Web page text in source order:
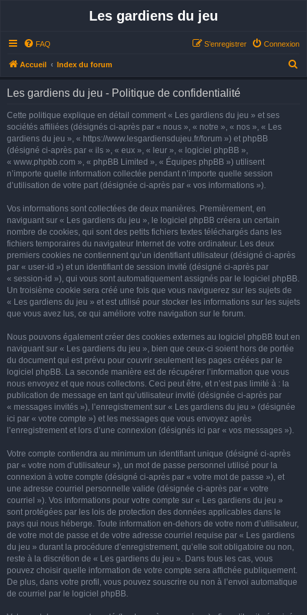
Les gardiens du jeu
FAQ Connexion
S’enregistrer
Accueil Index du forum
Les gardiens du jeu - Politique de confidentialité
Cette politique explique en détail comment « Les gardiens du jeu » et ses
sociétés affiliées (désignés ci-après par « nous », « notre », « nos », « Les
gardiens du jeu », « https://www.lesgardiensdujeu.fr/forum ») et phpBB
(désigné ci-après par « ils », « eux », « leur », « logiciel phpBB »,
« www.phpbb.com », « phpBB Limited », « Équipes phpBB ») utilisent
n’importe quelle information collectée pendant n’importe quelle session
d’utilisation de votre part (désignée ci-après par « vos informations »).
Vos informations sont collectées de deux manières. Premièrement, en
naviguant sur « Les gardiens du jeu », le logiciel phpBB créera un certain
nombre de cookies, qui sont des petits fichiers textes téléchargés dans les
fichiers temporaires du navigateur Internet de votre ordinateur. Les deux
premiers cookies ne contiennent qu’un identifiant utilisateur (désigné ci-après
par « user-id ») et un identifiant de session invité (désigné ci-après par
« session-id »), qui vous sont automatiquement assignés par le logiciel phpBB.
Un troisième cookie sera créé une fois que vous naviguerez sur les sujets de
« Les gardiens du jeu » et est utilisé pour stocker les informations sur les sujets
que vous avez lus, ce qui améliore votre navigation sur le forum.
Nous pouvons également créer des cookies externes au logiciel phpBB tout en
naviguant sur « Les gardiens du jeu », bien que ceux-ci soient hors de portée
du document qui est prévu pour couvrir seulement les pages créées par le
logiciel phpBB. La seconde manière est de récupérer l’information que vous
nous envoyez et que nous collectons. Ceci peut être, et n’est pas limité à : la
publication de message en tant qu’utilisateur invité (désignée ci-après par
« messages invités »), l’enregistrement sur « Les gardiens du jeu » (désignée
ici par « votre compte ») et les messages que vous envoyez après
l’enregistrement et lors d’une connexion (désignés ici par « vos messages »).
Votre compte contiendra au minimum un identifiant unique (désigné ci-après
par « votre nom d’utilisateur »), un mot de passe personnel utilisé pour la
connexion à votre compte (désigné ci-après par « votre mot de passe »), et
une adresse courriel personnelle valide (désignée ci-après par « votre
courriel »). Vos informations pour votre compte sur « Les gardiens du jeu »
sont protégées par les lois de protection des données applicables dans le
pays qui nous héberge. Toute information en-dehors de votre nom d’utilisateur,
de votre mot de passe et de votre adresse courriel requise par « Les gardiens
du jeu » durant la procédure d’enregistrement, qu’elle soit obligatoire ou non,
reste à la discrétion de « Les gardiens du jeu ». Dans tous les cas, vous
pouvez choisir quelle information de votre compte sera affichée publiquement.
De plus, dans votre profil, vous pouvez souscrire ou non à l’envoi automatique
de courriel par le logiciel phpBB.